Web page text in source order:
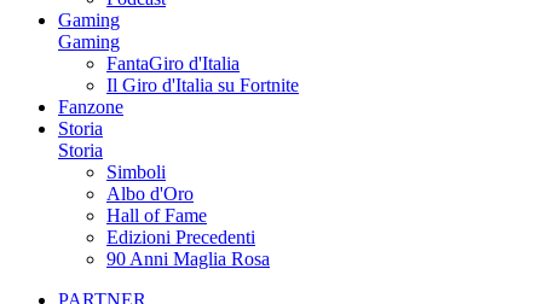
Gaming
Gaming
FantaGiro d'Italia
Il Giro d'Italia su Fortnite
Fanzone
Storia
Storia
Simboli
Albo d'Oro
Hall of Fame
Edizioni Precedenti
90 Anni Maglia Rosa
PARTNER